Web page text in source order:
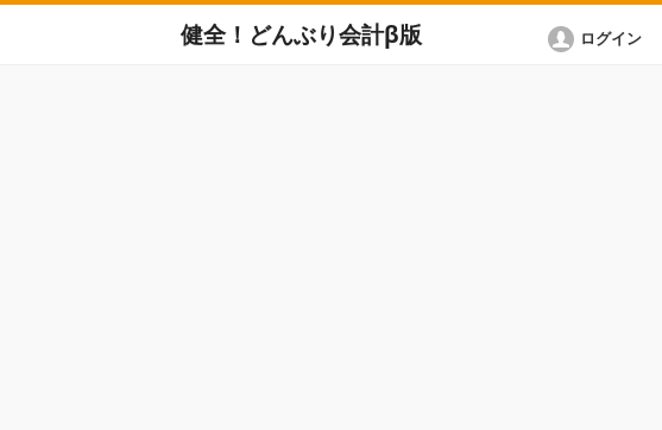
健全！どんぶり会計β版 ログイン